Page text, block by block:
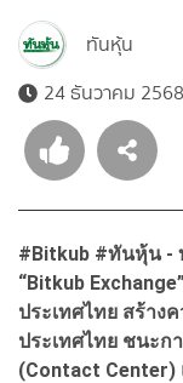
ทันหุ้น
24 ธันวาคม
#Bitkub #ทันหุ้น -
“Bitkub
ประเทศไทย สร้าง
ประเทศไทย ชนะก
(Contact Center)